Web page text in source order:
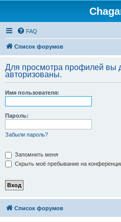
FAQ
Список форумов
Для просмотра профилей вы
авторизованы.
Имя пользователя:
Пароль:
Забыли пароль?
Запомнить меня
Скрыть моё пребывание на
Список форумов